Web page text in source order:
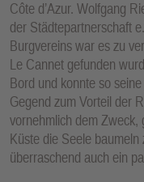
Côte d’Azur. Wolfgang
der Städtepartnerschaft
Burgvereins war es zu
Le Cannet gefunden
Bord und konnte so
Gegend zum Vorteil der
vornehmlich dem Zweck,
Küste die Seele
überraschend auch ein